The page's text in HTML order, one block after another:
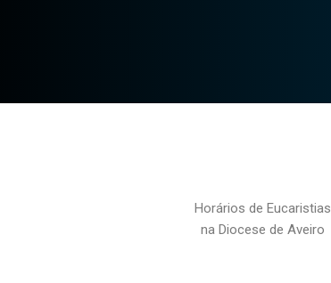
Horários de Eucaristias
na Diocese de Aveiro